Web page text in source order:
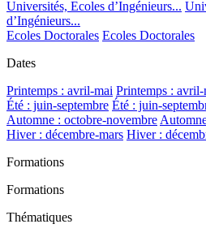
Universités, Ecoles d’Ingénieurs...
d’Ingénieurs...
Ecoles Doctorales Ecoles Doctorales
Dates
Printemps : avril-mai Printemps : avril-
Été : juin-septembre Été : juin-
Automne : octobre-novembre
Hiver : décembre-mars Hiver :
Formations
Formations
Thématiques